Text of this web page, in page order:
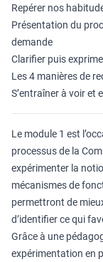
Repérer nos
Présentation du
demande
Clarifier puis
Les 4 manières de
S’entraîner à voir et
Le module 1 est
processus de la
expérimenter la
mécanismes de
permettront de
d’identifier ce qui
Grâce à une
expérimentation en